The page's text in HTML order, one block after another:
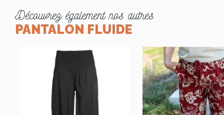
Découvrez également nos autres
PANTALON FLUIDE